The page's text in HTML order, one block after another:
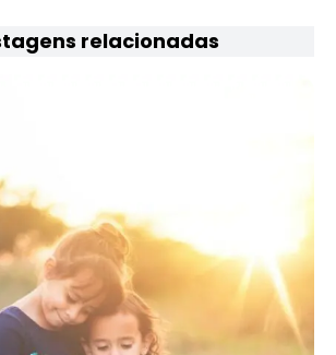
relacionadas